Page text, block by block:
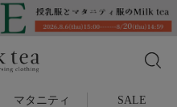
マタニティ SALE